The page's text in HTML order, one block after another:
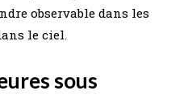
observable dans les
le ciel.
sous